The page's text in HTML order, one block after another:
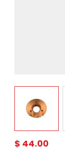
$ 44.00